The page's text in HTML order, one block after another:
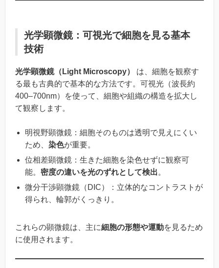
光学顕微鏡：可視光で細胞を見る基本
技術
光学顕微鏡（Light Microscopy）
は、細胞を観察す
る最も古典的で基本的な方法です。可視光（波長約
400–700nm）を使って、細胞や組織の構造を拡大し
て観察します。
明視野顕微鏡：細胞そのものは透明で見えにくい
ため、 染色が重要。
位相差顕微鏡：生きた細胞を染色せずに観察可
能。 密度の違いを光のずれとして検出。
微分干渉顕微鏡（DIC）：立体的なコントラストが
得られ、輪郭がくっきり。
これらの顕微鏡は、主に細胞の形態や運動を見るため
に使用されます。